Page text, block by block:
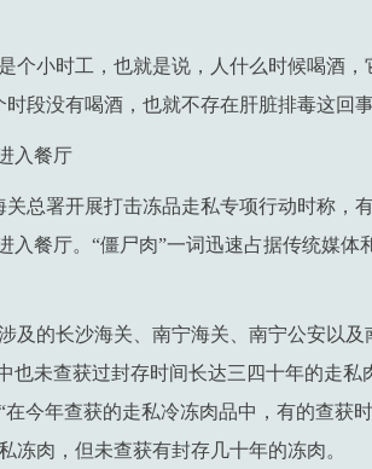
个小时工，也就是说，人什么时候喝酒
段没有喝酒，也就不存在肝脏排毒这回事
入餐厅
总署开展打击冻品走私专项行动时称，
入餐厅。“僵尸肉”一词迅速占据传统媒
及的长沙海关、南宁海关、南宁公安以
也未查获过封存时间长达三四十年的走私
今年查获的走私冷冻肉品中，有的查获
冻肉，但未查获有封存几十年的冻肉。